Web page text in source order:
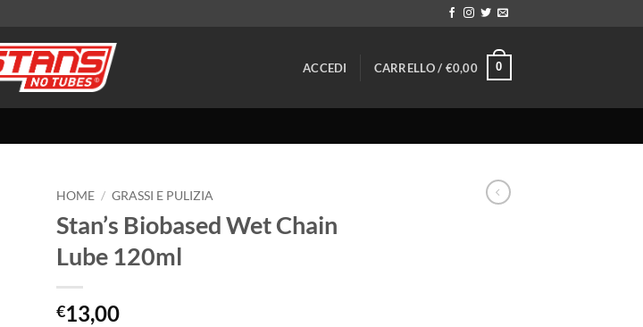
ACCEDI CARRELLO / €0,00 0
HOME / GRASSI E PULIZIA
Stan’s Biobased Wet Chain
Lube 120ml
€13,00